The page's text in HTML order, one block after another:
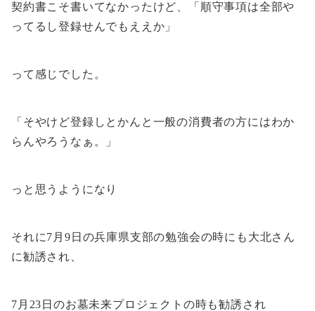
契約書こそ書いてなかったけど、「順守事項は全部や
ってるし登録せんでもええか」
って感じでした。
「そやけど登録しとかんと一般の消費者の方にはわか
らんやろうなぁ。」
っと思うようになり
それに7月9日の兵庫県支部の勉強会の時にも大北さん
に勧誘され、
7月23日のお墓未来プロジェクトの時も勧誘され